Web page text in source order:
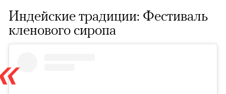
Индейские традиции: Фестиваль
кленового сиропа